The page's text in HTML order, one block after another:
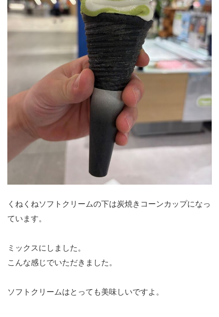
くねくねソフトクリームの下は炭焼きコーンカップになっ
ています。
ミックスにしました。
こんな感じでいただきました。
ソフトクリームはとっても美味しいですよ。